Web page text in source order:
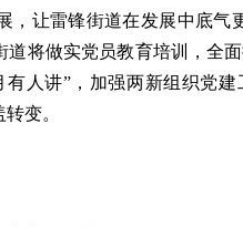
，让雷锋街道在发展中底气
将做实党员教育培训，全
人讲”，加强两新组织党
变。